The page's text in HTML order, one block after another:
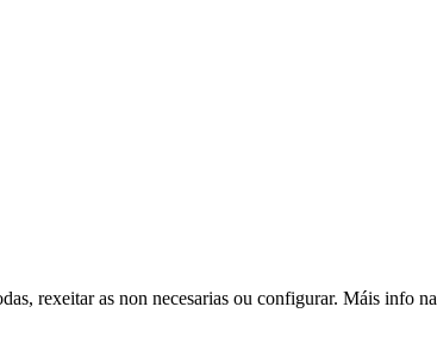
rexeitar as non necesarias ou configurar. Máis info na